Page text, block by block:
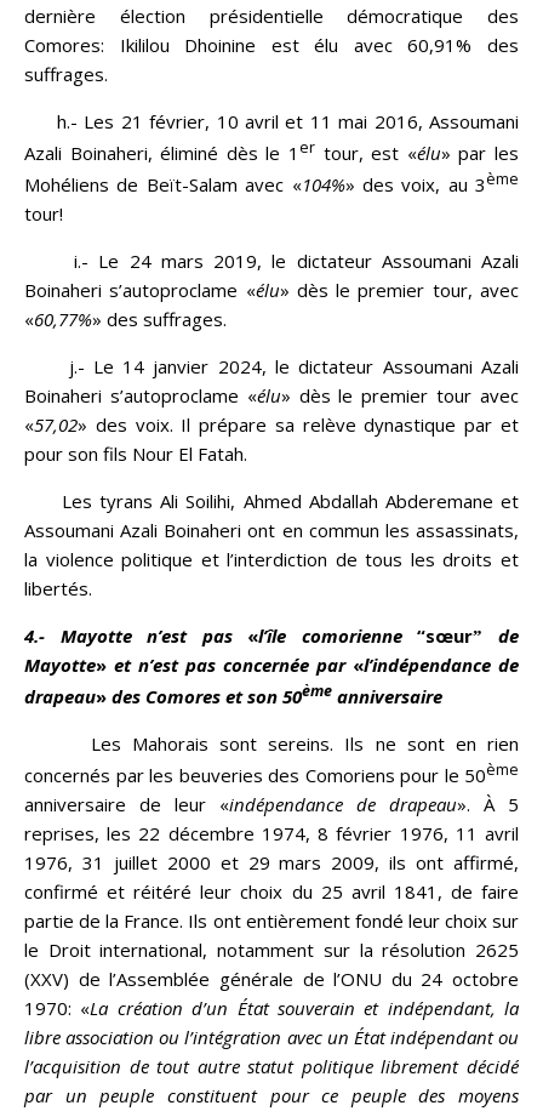
dernière élection présidentielle démocratique des
Comores: Ikililou Dhoinine est élu avec 60,91% des
suffrages.
h.- Les 21 février, 10 avril et 11 mai 2016, Assoumani
Azali Boinaheri, éliminé dès le 1 er tour, est «élu» par les
Mohéliens de Beït-Salam avec «104%» des voix, au 3ème
tour!
i.- Le 24 mars 2019, le dictateur Assoumani Azali
Boinaheri s’autoproclame «élu» dès le premier tour, avec
«60,77%» des suffrages.
j.- Le 14 janvier 2024, le dictateur Assoumani Azali
Boinaheri s’autoproclame «élu» dès le premier tour avec
«57,02» des voix. Il prépare sa relève dynastique par et
pour son fils Nour El Fatah.
Les tyrans Ali Soilihi, Ahmed Abdallah Abderemane et
Assoumani Azali Boinaheri ont en commun les assassinats,
la violence politique et l’interdiction de tous les droits et
libertés.
4.- Mayotte n’est pas«l’île comorienne“sœurˮ de
Mayotte» et n’est pas concernée par «l’indépendance de
drapeau» des Comores et son 50ème anniversaire
Les Mahorais sont sereins. Ils ne sont en rien
concernés par les beuveries des Comoriens pour le 50ème
anniversaire de leur «indépendance de drapeau». À 5
reprises, les 22 décembre 1974, 8 février 1976, 11 avril
1976, 31 juillet 2000 et 29 mars 2009, ils ont affirmé,
confirmé et réitéré leur choix du 25 avril 1841, de faire
partie de la France. Ils ont entièrement fondé leur choix sur
le Droit international, notamment sur la résolution 2625
(XXV) de l’Assemblée générale de l’ONU du 24 octobre
1970: «La création d’un État souverain et indépendant, la
libre association ou l’intégration avec un État indépendant ou
l’acquisition de tout autre statut politique librement décidé
par un peuple constituent pour ce peuple des moyens